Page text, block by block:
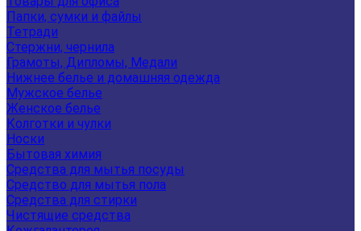
Папки, сумки и файлы
Тетради
Стержни, чернила
Грамоты, Дипломы, Медали
Нижнее белье и домашняя одежда
Мужское белье
Женское белье
Колготки и чулки
Носки
Бытовая химия
Средства для мытья посуды
Средство для мытья пола
Средства для стирки
Чистящие средства